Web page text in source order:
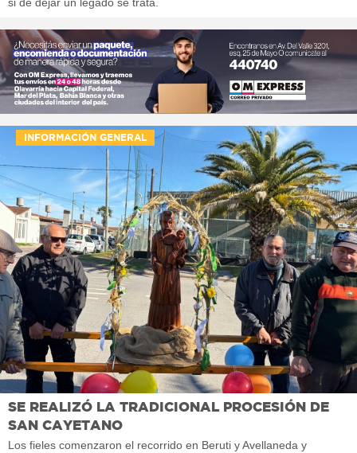
si de dejar un legado se trata.
INFORMACIÓN GENERAL
SE REALIZÓ LA TRADICIONAL PROCESIÓN DE
SAN CAYETANO
Los fieles comenzaron el recorrido en Beruti y Avellaneda y